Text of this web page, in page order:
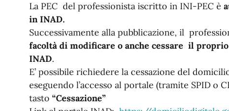
La PEC del professionista iscritto in INI-PEC è
in INAD.
Successivamente alla pubblicazione, il
facoltà di modificare o anche cessare il
INAD.
E’ possibile richiedere la cessazione del
eseguendo l’accesso al portale (tramite SPID o
tasto“Cessazione”